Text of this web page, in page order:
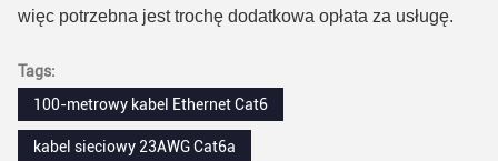
więc potrzebna jest trochę dodatkowa opłata za usługę.
Tags:
100-metrowy kabel Ethernet Cat6
kabel sieciowy 23AWG Cat6a